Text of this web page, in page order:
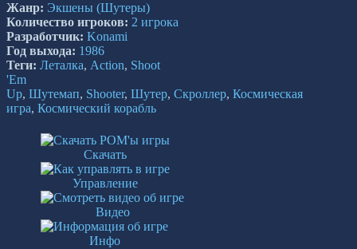
Жанр: Экшены (Шутеры)
Количество игроков: 2 игрока
Разработчик: Konami
Год выхода: 1986
Теги: Леталка, Action, Shoot
'Em
Up, Шутемап, Shooter, Шутер, Скроллер, Космическая
игра, Космический корабль
Скачать
Управление
Видео
Инфо